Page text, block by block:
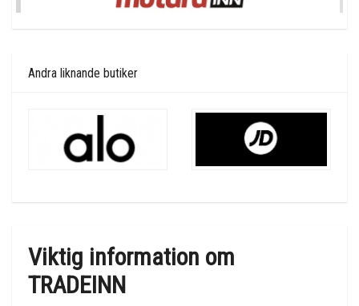
Andra liknande butiker
Viktig information om
TRADEINN